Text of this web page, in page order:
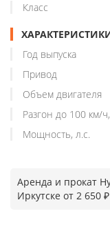
Класс
Год выпуска
Привод
Объем двигателя
Разгон до 100 км/
Мощность, л.с.
Аренда и прокат
Иркутске от 2 650 ₽